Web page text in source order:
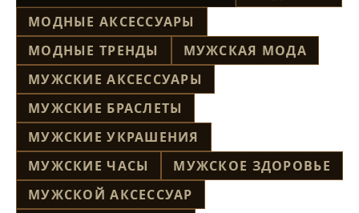
МОДНЫЕ АКСЕССУАРЫ
МОДНЫЕ ТРЕНДЫ
МУЖСКАЯ МОДА
МУЖСКИЕ АКСЕССУАРЫ
МУЖСКИЕ БРАСЛЕТЫ
МУЖСКИЕ УКРАШЕНИЯ
МУЖСКИЕ ЧАСЫ
МУЖСКОЕ ЗДОРОВЬЕ
МУЖСКОЙ АКСЕССУАР